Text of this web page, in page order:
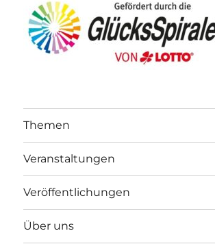
Themen
Veranstaltungen
Veröffentlichungen
Über uns